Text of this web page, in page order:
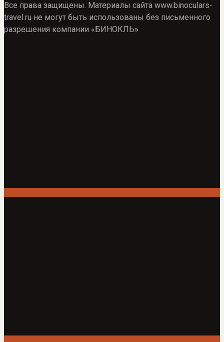
Все права защищены. Материалы сайта www.binoculars-
travel.ru не могут быть использованы без письменного
разрешения компании «БИНОКЛЬ»